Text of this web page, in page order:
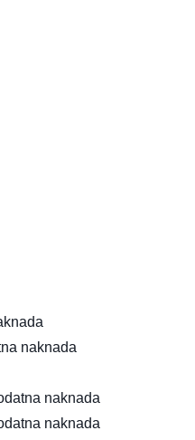
naknada
naknada
naknada